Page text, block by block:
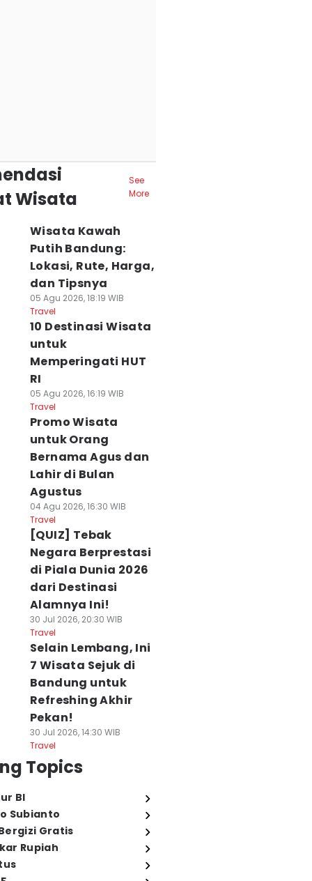
Wisata
See
More
Wisata Kawah
Putih Bandung:
Lokasi, Rute, Harga,
dan Tipsnya
05 Agu 2026, 18:19 WIB
Travel
10 Destinasi Wisata
untuk
Memperingati HUT
RI
05 Agu 2026, 16:19 WIB
Travel
Promo Wisata
untuk Orang
Bernama Agus dan
Lahir di Bulan
Agustus
04 Agu 2026, 16:30 WIB
Travel
[QUIZ] Tebak
Negara Berprestasi
di Piala Dunia 2026
dari Destinasi
Alamnya Ini!
30 Jul 2026, 20:30 WIB
Travel
Selain Lembang, Ini
7 Wisata Sejuk di
Bandung untuk
Refreshing Akhir
Pekan!
30 Jul 2026, 14:30 WIB
Travel
Topics
BI
Subianto
Gratis
Rupiah